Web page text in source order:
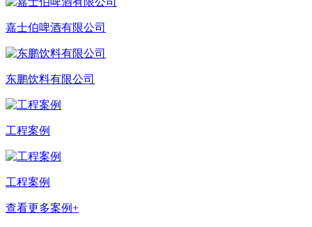
嘉士伯啤酒有限公司
东鹏饮料有限公司
工程案例
工程案例
查看更多案例+